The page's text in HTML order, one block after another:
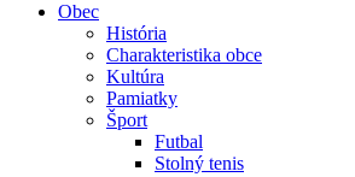
Obec
História
Charakteristika obce
Kultúra
Pamiatky
Šport
Futbal
Stolný tenis